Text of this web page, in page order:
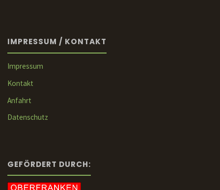
IMPRESSUM / KONTAKT
Impressum
Kontakt
Anfahrt
Datenschutz
GEFÖRDERT DURCH: